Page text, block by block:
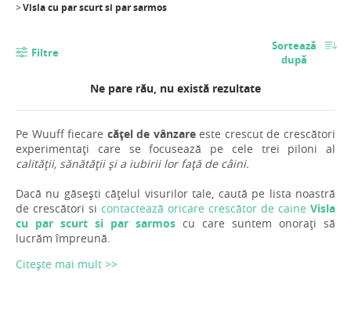
Visla cu par scurt si par sarmos
Filtre
Sortează
după
Ne pare rău, nu există rezultate
Pe Wuuff fiecare cățel de vânzareeste crescut de crescători
experimentați care se focusează pe cele trei piloni al
calității, sănătății și a iubirii lor față de câini.
Dacă nu găsești cățelul visurilor tale, caută pe lista noastră
de crescători si contactează oricare crescător de caine Visla
cu par scurt si par sarmos cu care suntem onorați să
lucrăm împreună.
Citește mai mult >>